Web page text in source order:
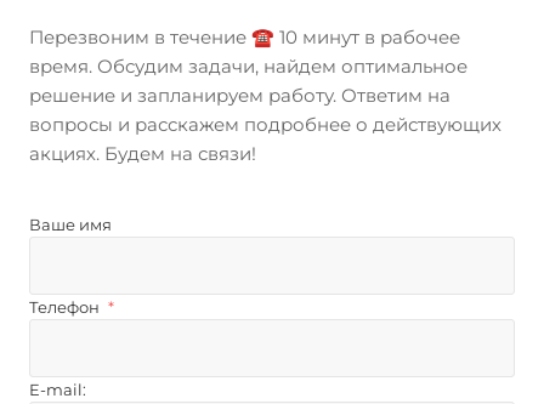
Перезвоним в течение ☎️ 10 минут в рабочее
время. Обсудим задачи, найдем оптимальное
решение и запланируем работу. Ответим на
вопросы и расскажем подробнее о действующих
акциях. Будем на связи!
Ваше имя
Телефон *
E-mail: